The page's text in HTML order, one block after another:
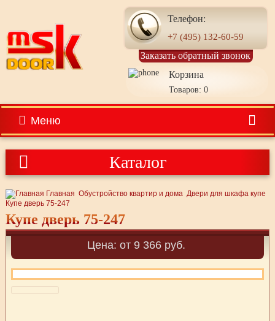
Телефон:
+7 (495) 132-60-59
Заказать обратный звонок
Корзина
Товаров: 0
Меню
Каталог
Главная Обустройство квартир и дома Двери для шкафа купе
Купе дверь 75-247
Купе дверь 75-247
Цена: от 9 366 руб.